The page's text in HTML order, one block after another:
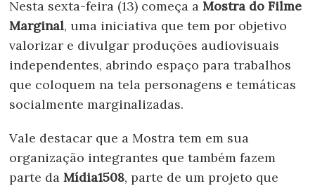
Nesta sexta-feira (13) começa aMostra do Filme
Marginal, uma iniciativa que tem por objetivo
valorizar e divulgar produções audiovisuais
independentes, abrindo espaço para trabalhos
que coloquem na tela personagens e temáticas
socialmente marginalizadas.
Vale destacar que a Mostra tem em sua
organização integrantes que também fazem
parte daMídia1508, parte de um projeto que